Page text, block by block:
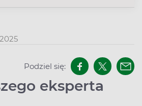
Podziel się:
eksperta